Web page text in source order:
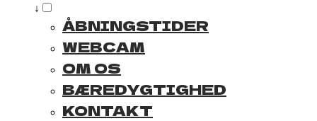
↓
ÅBNINGSTIDER
WEBCAM
OM OS
BÆREDYGTIGHED
KONTAKT